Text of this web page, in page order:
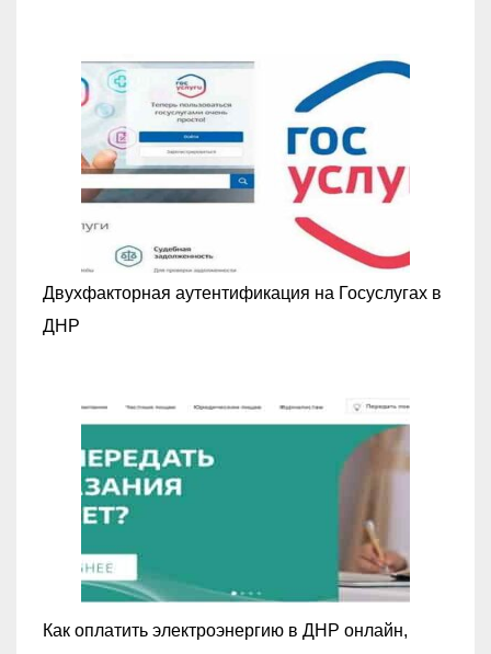
Двухфакторная аутентификация на Госуслугах в
ДНР
Как оплатить электроэнергию в ДНР онлайн,